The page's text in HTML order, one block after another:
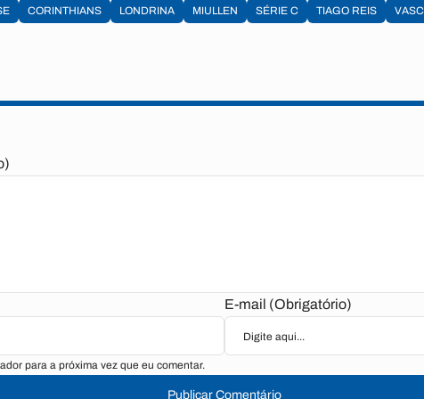
CORINTHIANS LONDRINA MIULLEN SÉRIE C TIAGO REIS
E-mail (Obrigatório)
para a próxima vez que eu comentar.
Publicar Comentário